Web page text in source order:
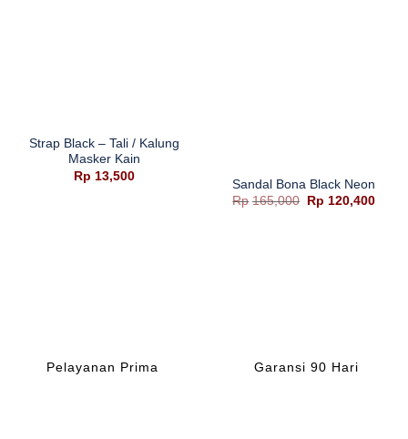
Strap Black – Tali / Kalung
Masker Kain
Rp 13,500
Sandal Bona Black Neon
Rp 165,000
Harga
aslinya
Rp 120,400
Pelayanan Prima Garansi 90 Hari